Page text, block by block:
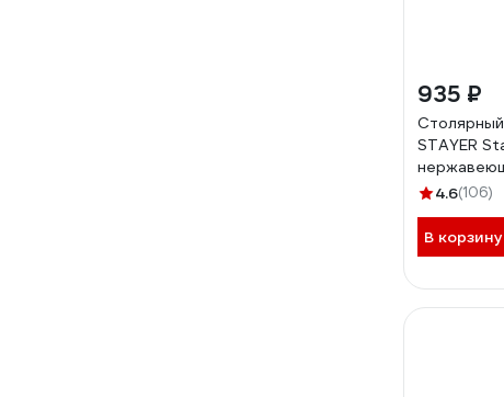
935 ₽
Столярный
STAYER
3431-40_z02
4.6(106)
В корзину